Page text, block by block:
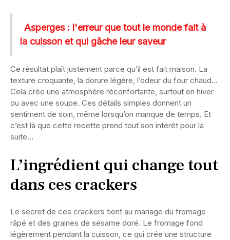
Asperges : l'erreur que tout le monde fait à
la cuisson et qui gâche leur saveur
Ce résultat plaît justement parce qu’il est fait maison. La
texture croquante, la dorure légère, l’odeur du four chaud…
Cela crée une atmosphère réconfortante, surtout en hiver
ou avec une soupe. Ces détails simples donnent un
sentiment de soin, même lorsqu’on manque de temps. Et
c’est là que cette recette prend tout son intérêt pour la
suite…
L’ingrédient qui change tout
dans ces crackers
Le secret de ces crackers tient au mariage du fromage
râpé et des graines de sésame doré. Le fromage fond
légèrement pendant la cuisson, ce qui crée une structure